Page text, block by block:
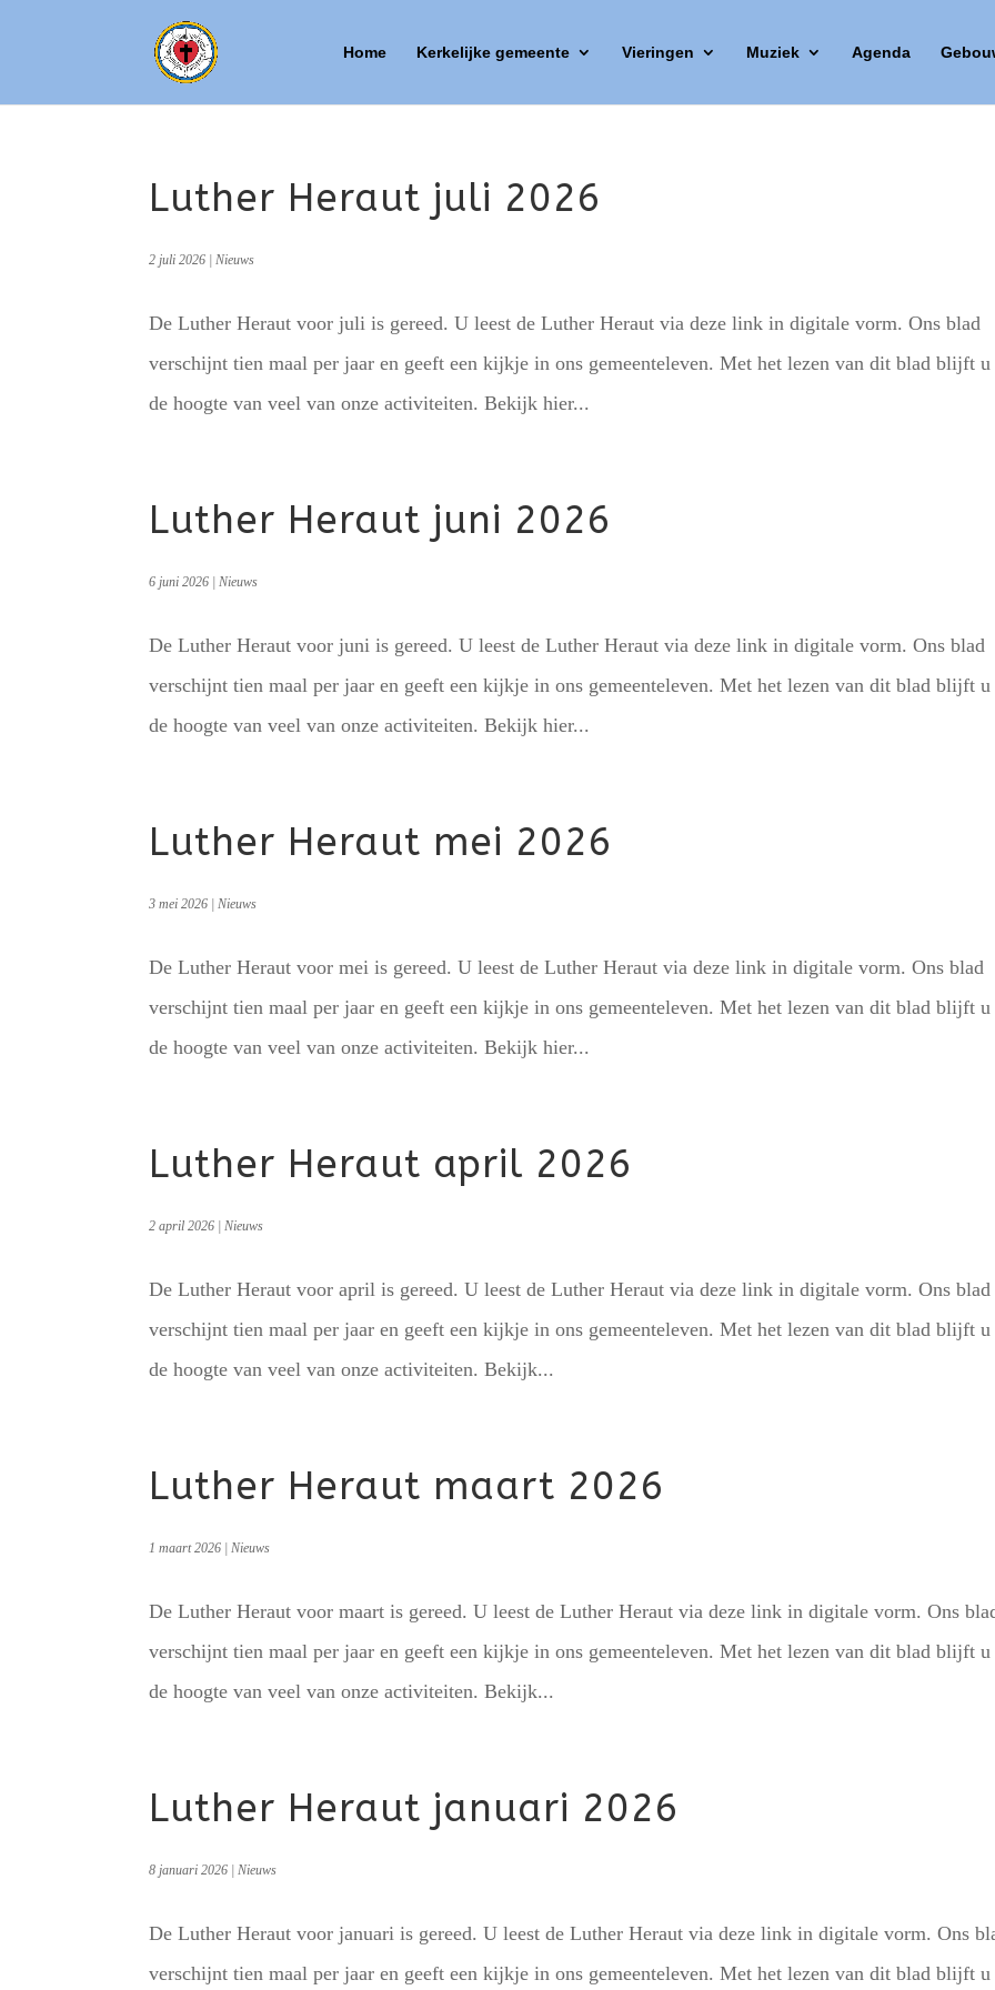
Home Kerkelijke gemeente Vieringen Muziek Agenda
Luther Heraut juli 2026
2 juli 2026 |Nieuws
De Luther Heraut voor juli is gereed. U leest de Luther Heraut via deze link in digitale vorm. Ons blad
verschijnt tien maal per jaar en geeft een kijkje in ons gemeenteleven. Met het lezen van dit blad blijft u
de hoogte van veel van onze activiteiten. Bekijk hier...
Luther Heraut juni 2026
6 juni 2026 |Nieuws
De Luther Heraut voor juni is gereed. U leest de Luther Heraut via deze link in digitale vorm. Ons blad
verschijnt tien maal per jaar en geeft een kijkje in ons gemeenteleven. Met het lezen van dit blad blijft u
de hoogte van veel van onze activiteiten. Bekijk hier...
Luther Heraut mei 2026
3 mei 2026 |Nieuws
De Luther Heraut voor mei is gereed. U leest de Luther Heraut via deze link in digitale vorm. Ons blad
verschijnt tien maal per jaar en geeft een kijkje in ons gemeenteleven. Met het lezen van dit blad blijft u
de hoogte van veel van onze activiteiten. Bekijk hier...
Luther Heraut april 2026
2 april 2026 |Nieuws
De Luther Heraut voor april is gereed. U leest de Luther Heraut via deze link in digitale vorm. Ons blad
verschijnt tien maal per jaar en geeft een kijkje in ons gemeenteleven. Met het lezen van dit blad blijft u
de hoogte van veel van onze activiteiten. Bekijk...
Luther Heraut maart 2026
1 maart 2026 |Nieuws
De Luther Heraut voor maart is gereed. U leest de Luther Heraut via deze link in digitale vorm. Ons
verschijnt tien maal per jaar en geeft een kijkje in ons gemeenteleven. Met het lezen van dit blad blijft u
de hoogte van veel van onze activiteiten. Bekijk...
Luther Heraut januari 2026
8 januari 2026 |Nieuws
De Luther Heraut voor januari is gereed. U leest de Luther Heraut via deze link in digitale vorm. Ons
verschijnt tien maal per jaar en geeft een kijkje in ons gemeenteleven. Met het lezen van dit blad blijft u